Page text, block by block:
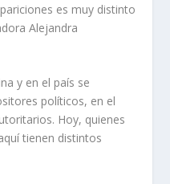
es muy distinto
Alejandra
y en el país se
políticos, en el
Hoy, quienes
tienen distintos